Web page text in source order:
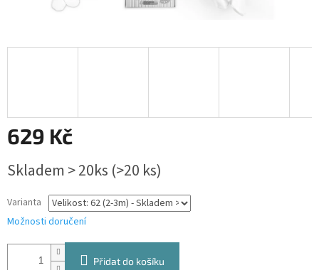
629 Kč
cena:
Skladem > 20ks (>20 ks)
Varianta
Možnosti doručení
Přidat do košíku